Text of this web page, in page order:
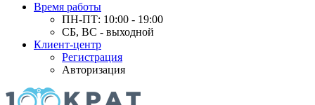
Время работы
ПН-ПТ: 10:00 - 19:00
СБ, ВС - выходной
Клиент-центр
Регистрация
Авторизация